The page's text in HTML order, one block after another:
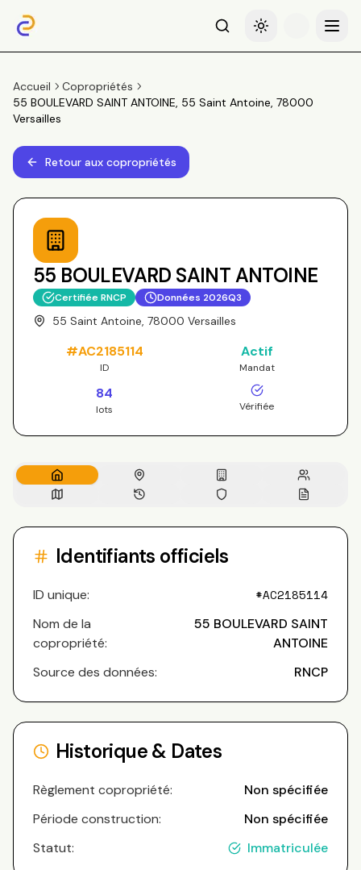
RechercheBasculer le thème
Menu
Accueil
Copropriétés
55 BOULEVARD SAINT ANTOINE, 55 Saint Antoine, 78000
Versailles
Retour aux copropriétés
55 BOULEVARD SAINT ANTOINE
Certifiée RNCP Données 2026Q3
55 Saint Antoine, 78000 Versailles
#AC2185114
ID
Actif
Mandat
84
lots Vérifiée
Identifiants officiels
ID unique: #AC2185114
Nom de la
copropriété:
55 BOULEVARD SAINT
ANTOINE
Source des données:
RNCP
Historique & Dates
Règlement copropriété:
Non spécifiée
Période construction:
Non spécifiée
Statut:
Immatriculée